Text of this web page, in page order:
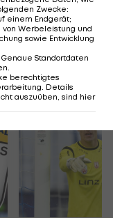
Stammtisch
Zwecke:
einem Endgerät;
Werbeleistung und
sowie Entwicklung
Genaue Standortdaten
berechtigtes
Details
auszuüben, sind hier